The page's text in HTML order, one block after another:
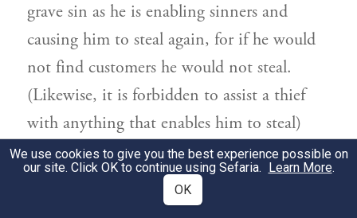
grave sin as he is enabling sinners and
causing him to steal again, for if he would
not find customers he would not steal.
(Likewise, it is forbidden to assist a thief
with anything that enables him to steal)
הגונב ומכרולא נתייאשו הבעלים( וע"ל
ואח"כהוכר הגנב ובאו עדים
We use cookies to give you the best experience possible on
our site. Click OK to continue using Sefaria. Learn More.
OK